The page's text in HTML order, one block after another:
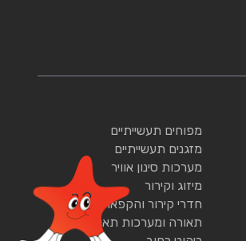
מפוחים תעשייתיים
מזגנים תעשייתיים
מערכות סינון אוויר
מיזוג וקירור
חדרי קירור והקפאה
תאורה ומערכות תאורה